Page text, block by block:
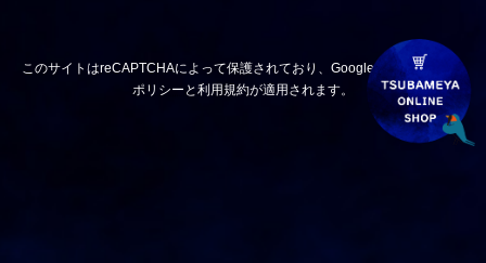
このサイトはreCAPTCHAによって保護されており、Googleの プライバシー
ポリシー と利用規約が適用されます。